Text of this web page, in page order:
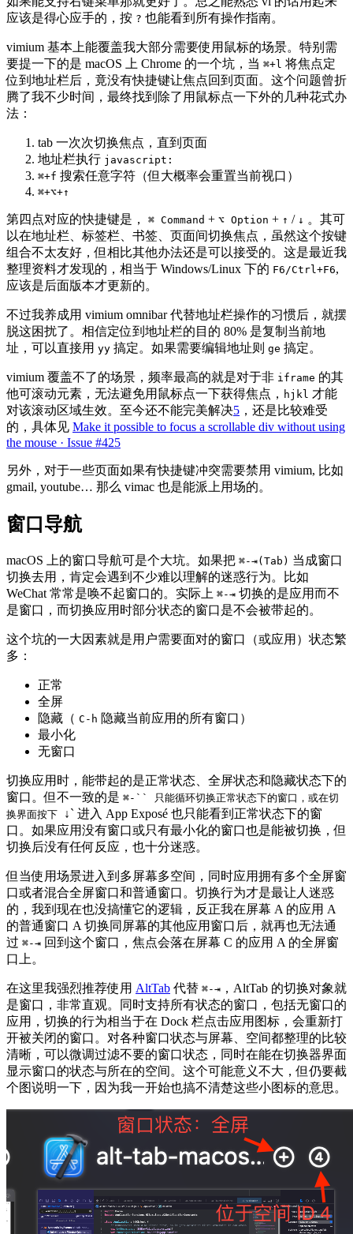
应该是得心应手的，按 ? 也能看到所有操作指南。
vimium 基本上能覆盖我大部分需要使用鼠标的场景。特别需
要提一下的是 macOS 上 Chrome 的一个坑，当 ⌘+l 将焦点定
位到地址栏后，竟没有快捷键让焦点回到页面。这个问题曾折
腾了我不少时间，最终找到除了用鼠标点一下外的几种花式办
法：
tab 一次次切换焦点，直到页面
地址栏执行 javascript:
⌘+f 搜索任意字符（但大概率会重置当前视口）
⌘+⌥+↑
第四点对应的快捷键是， ⌘ Command + ⌥ Option + ↑ / ↓ 。其可
以在地址栏、标签栏、书签、页面间切换焦点，虽然这个按键
组合不太友好，但相比其他办法还是可以接受的。这是最近我
整理资料才发现的，相当于 Windows/Linux 下的 F6/Ctrl+F6,
应该是后面版本才更新的。
不过我养成用 vimium omnibar 代替地址栏操作的习惯后，就摆
脱这困扰了。相信定位到地址栏的目的 80% 是复制当前地
址，可以直接用 yy 搞定。如果需要编辑地址则 ge 搞定。
vimium 覆盖不了的场景，频率最高的就是对于非 iframe 的其
他可滚动元素，无法避免用鼠标点一下获得焦点， hjkl 才能
对该滚动区域生效。至今还不能完美解决5 ，还是比较难受
的，具体见 Make it possible to focus a scrollable div without using
the mouse · Issue #425
另外，对于一些页面如果有快捷键冲突需要禁用 vimium, 比如
gmail, youtube… 那么 vimac 也是能派上用场的。
窗口导航
macOS 上的窗口导航可是个大坑。如果把 ⌘-⇥(Tab) 当成窗口
切换去用，肯定会遇到不少难以理解的迷惑行为。比如
WeChat 常常是唤不起窗口的。实际上 ⌘-⇥ 切换的是应用而不
是窗口，而切换应用时部分状态的窗口是不会被带起的。
这个坑的一大因素就是用户需要面对的窗口（或应用）状态繁
多：
正常
全屏
隐藏（ C-h 隐藏当前应用的所有窗口）
最小化
无窗口
切换应用时，能带起的是正常状态、全屏状态和隐藏状态下的
窗口。但不一致的是 ⌘-`` 只能循环切换正常状态下的窗口，或在切
换界面按下
↓` 进入 App Exposé 也只能看到正常状态下的窗
口。如果应用没有窗口或只有最小化的窗口也是能被切换，但
切换后没有任何反应，也十分迷惑。
但当使用场景进入到多屏幕多空间，同时应用拥有多个全屏窗
口或者混合全屏窗口和普通窗口。切换行为才是最让人迷惑
的，我到现在也没搞懂它的逻辑，反正我在屏幕 A 的应用 A
的普通窗口 A 切换同屏幕的其他应用窗口后，就再也无法通
过 ⌘-⇥ 回到这个窗口，焦点会落在屏幕 C 的应用 A 的全屏窗
口上。
在这里我强烈推荐使用 AltTab 代替 ⌘-⇥ ，AltTab 的切换对象就
是窗口，非常直观。同时支持所有状态的窗口，包括无窗口的
应用，切换的行为相当于在 Dock 栏点击应用图标，会重新打
开被关闭的窗口。对各种窗口状态与屏幕、空间都整理的比较
清晰，可以微调过滤不要的窗口状态，同时在能在切换器界面
显示窗口的状态与所在的空间。这个可能意义不大，但仍要截
个图说明一下，因为我一开始也搞不清楚这些小图标的意思。